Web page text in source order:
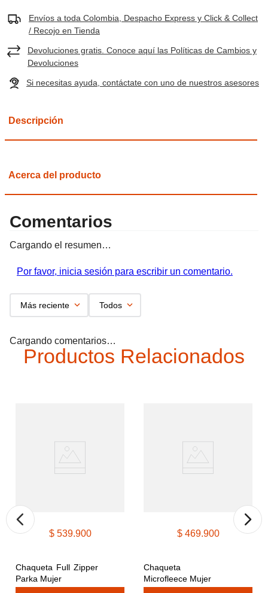
Envíos a toda Colombia, Despacho Express y Click & Collect
/ Recojo en Tienda
Devoluciones gratis. Conoce aquí las Políticas de Cambios y
Devoluciones
Si necesitas ayuda, contáctate con uno de nuestros asesores
Descripción
Acerca del producto
Comentarios
Cargando el resumen…
Por favor, inicia sesión para escribir un comentario.
Más reciente Todos
Cargando comentarios…
Productos Relacionados
$ 539.900
Chaqueta Full Zipper
Parka Mujer
$ 469.900
Chaqueta
Microfleece Mujer